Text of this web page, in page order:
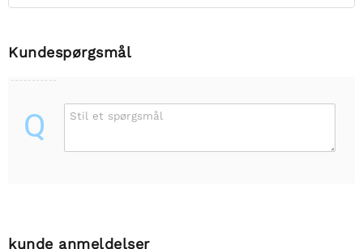
Kundespørgsmål
Q Stil et spørgsmål
kunde anmeldelser